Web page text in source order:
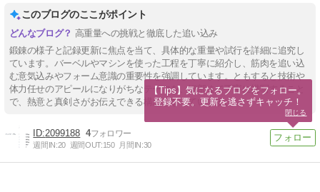
このブログのここがポイント
高重量への挑戦と徹底した追い込み
鍛錬の様子と記録更新に焦点を当て、具体的な重量や試行を詳細に追究し
ています。バーベルやマシンを使った工程を丁寧に紹介し、筋肉を追い込
む意気込みやフォーム意識の重要性を強調しています。ともすると技術や
体力任せのアピールになりがちなテーマを、細部まで丁寧に描写すること
で、熱意と真剣さがお伝えできる構成となっています。
2099188 4
週間IN:20 週間OUT:150 月間IN:30
【Tips】気になるブログをフォロー。
登録不要。更新を逃さずキャッチ！
閉じる